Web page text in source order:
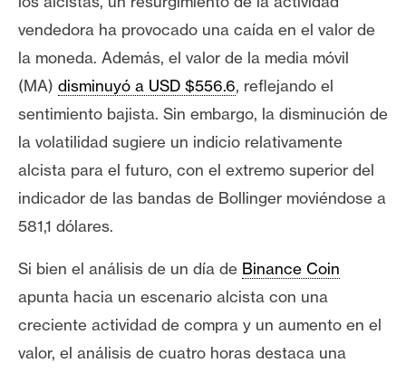
vendedora ha provocado una caída en el valor de
la moneda. Además, el valor de la media móvil
(MA) disminuyó a USD $556.6, reflejando el
sentimiento bajista. Sin embargo, la disminución de
la volatilidad sugiere un indicio relativamente
alcista para el futuro, con el extremo superior del
indicador de las bandas de Bollinger moviéndose a
581,1 dólares.
Si bien el análisis de un día de Binance Coin
apunta hacia un escenario alcista con una
creciente actividad de compra y un aumento en el
valor, el análisis de cuatro horas destaca una